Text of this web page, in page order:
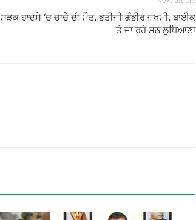
ਸੜਕ ਹਾਦਸੇ ‘ਚ ਚਾਚੇ ਦੀ ਮੌਤ, ਭਤੀਜੀ ਗੰਭੀਰ ਜ਼ਖਮੀ, ਬਾਈਕ
‘ਤੇ ਜਾ ਰਹੇ ਸਨ ਲੁਧਿਆਣਾ